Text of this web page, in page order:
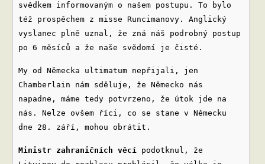
svědkem informovaným o našem postupu. To bylo
též prospěchem z misse Runcimanovy. Anglický
vyslanec plně uznal, že zná náš podrobný postup
po 6 měsíců a že naše svědomí je čisté.
My od Německa ultimatum nepřijali, jen
Chamberlain nám sděluje, že Německo nás
napadne, máme tedy potvrzeno, že útok jde na
nás. Nelze ovšem říci, co se stane v Německu
dne 28. září, mohou obrátit.
Ministr zahraničních věcí podotknul, že